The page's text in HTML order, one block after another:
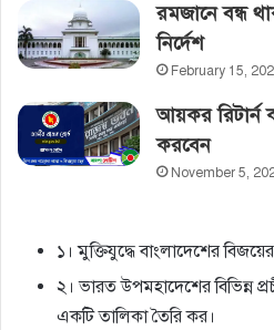
রমজানে বন্ধ
নির্দেশ
February 15,
আয়কর রিটার্ন
করবেন
November 5,
১। মুক্তিযুদ্ধে বাংলাদেশের
২। ভারত উপমহাদেশের বিভিন্ন
একটি তালিকা তৈরি কর।